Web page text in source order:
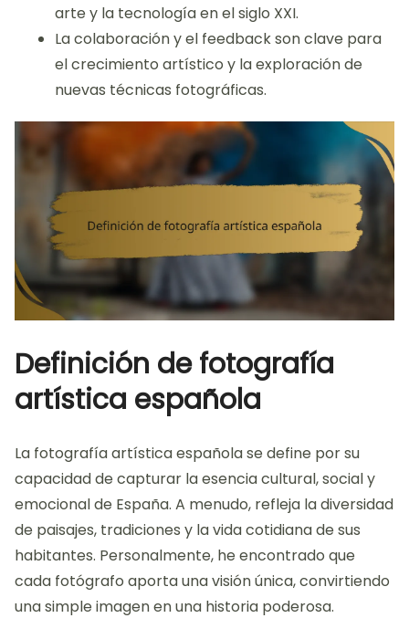
arte y la tecnología en el siglo XXI.
La colaboración y el feedback son clave para
el crecimiento artístico y la exploración de
nuevas técnicas fotográficas.
Definición de fotografía
artística española
La fotografía artística española se define por su
capacidad de capturar la esencia cultural, social y
emocional de España. A menudo, refleja la diversidad
de paisajes, tradiciones y la vida cotidiana de sus
habitantes. Personalmente, he encontrado que
cada fotógrafo aporta una visión única, convirtiendo
una simple imagen en una historia poderosa.